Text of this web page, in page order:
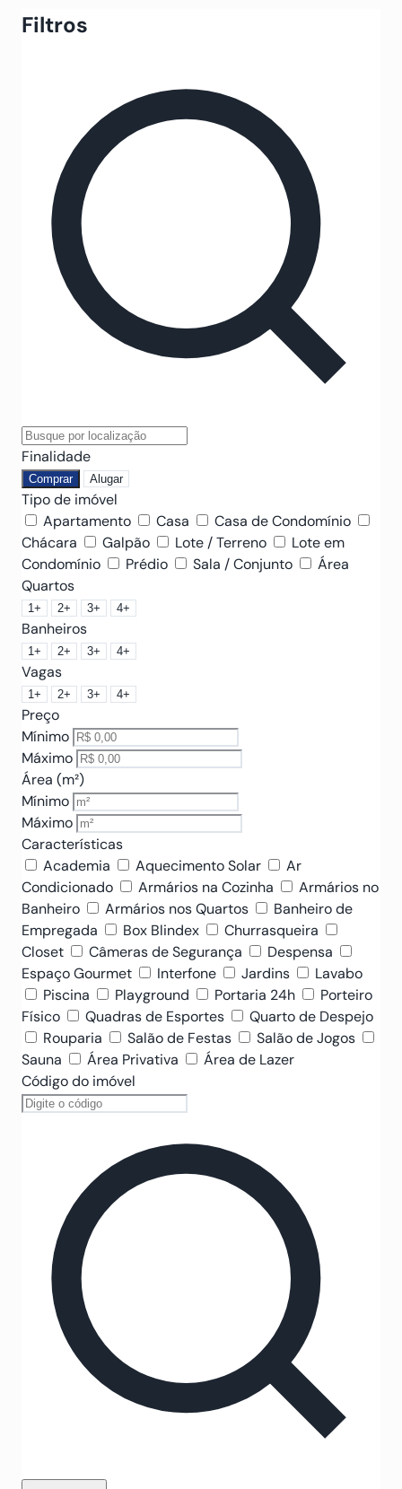
Filtros
Finalidade
Comprar Alugar
Tipo de imóvel
Apartamento
Casa
Casa de Condomínio
Chácara
Galpão Lote / Terreno
Lote em
Condomínio
Prédio Sala / Conjunto
Área
Quartos
1+ 2+ 3+ 4+
Banheiros
1+ 2+ 3+ 4+
Vagas
1+ 2+ 3+ 4+
Preço
Mínimo
Máximo
Área (m²)
Mínimo
Máximo
Características
Academia
Aquecimento Solar
Ar
Condicionado
Armários na Cozinha
Armários no
Banheiro
Armários nos Quartos
Banheiro de
Empregada
Box Blindex
Churrasqueira
Closet
Câmeras de Segurança
Despensa
Espaço Gourmet
Interfone Jardins
Lavabo
Piscina
Playground Portaria 24h
Porteiro
Físico
Quadras de Esportes
Quarto de Despejo
Rouparia
Salão de Festas
Salão de Jogos
Sauna
Área Privativa
Área de Lazer
Código do imóvel